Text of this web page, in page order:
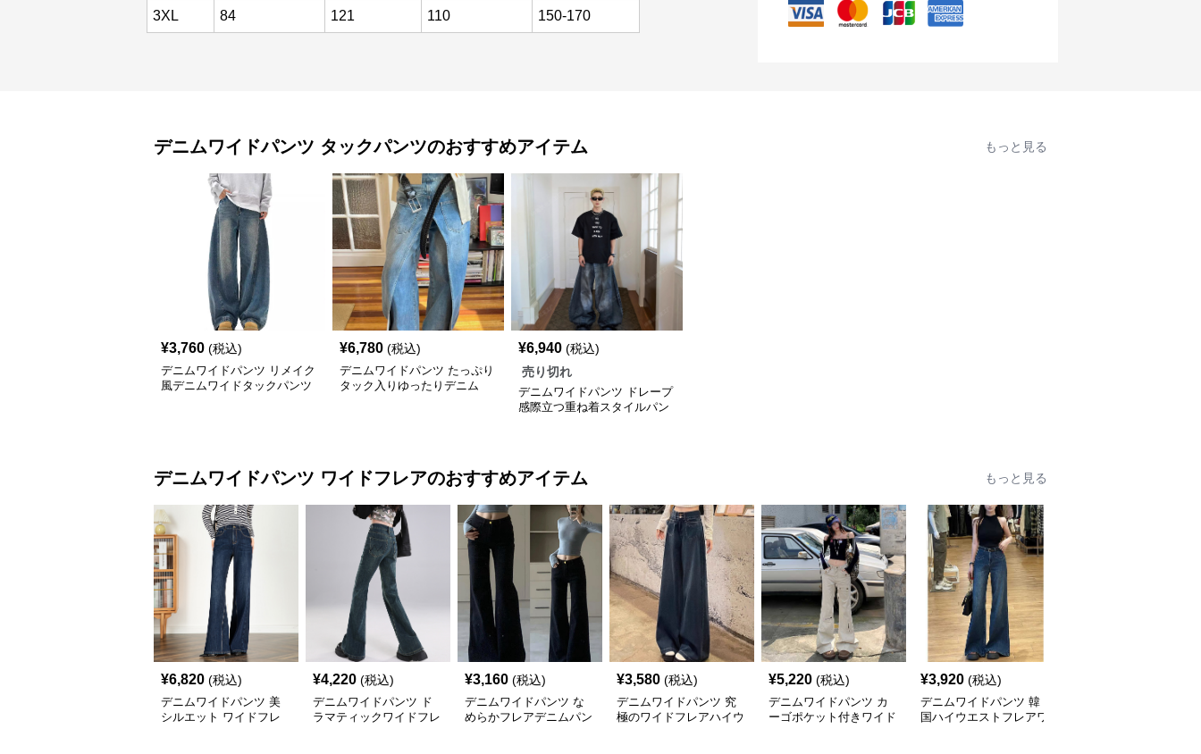
3XL 84 121 110 150-170
デニムワイドパンツ タックパンツのおすすめアイテム もっと見る
¥3,760 (税込)
デニムワイドパンツ リメイク
風デニムワイドタックパンツ
¥6,780 (税込)
デニムワイドパンツ たっぷり
タック入りゆったりデニム
¥6,940 (税込)
売り切れ
デニムワイドパンツ ドレープ
感際立つ重ね着スタイルパン
デニムワイドパンツ ワイドフレアのおすすめアイテム もっと見る
¥6,820 (税込)
デニムワイドパンツ 美
シルエット ワイドフレ
¥4,220 (税込)
デニムワイドパンツ ド
ラマティックワイドフレ
¥3,160 (税込)
デニムワイドパンツ な
めらかフレアデニムパン
¥3,580 (税込)
デニムワイドパンツ 究
極のワイドフレアハイウ
¥5,220 (税込)
デニムワイドパンツ カ
ーゴポケット付きワイド
¥3,920 (税込)
デニムワイドパンツ 韓
国ハイウエストフレアワ